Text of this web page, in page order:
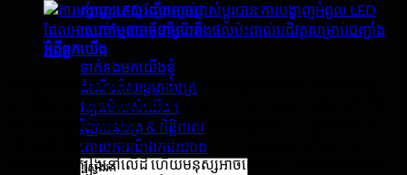
សំណួរគេសួរញឹកញាប់
សេវាកម្មតាមអ៊ីនធឺណិត
អំពី​ពួក​យើង
ទាក់ទងមកយើងខ្ញុំ
ដំណើរកំសាន្តរោងចក្រ
វប្បធម៌របស់យើង។
វិញ្ញាបនបត្រ & កិត្តិយស
គោលការណ៍ឯកជនភាព
ស្វែងរក:
ការបង្ហាញអំពូល LED
ដែលអាចបត់បែនបានជាមួយនឹងផលប៉ះពាល់បដិវត្តសម្រាប់ជញ្ជាំង
វីដេអូ
ការបង្ហាញជាន់រាំអន្តរកម្ម LED ត្រូវបានដាក់ក្បឿងនៅលើដី ហើយមនុស្ស
អាចដើរបាន។, ការបង្ហាញជាន់រាំអន្តរកម្ម LED ត្រូវបានដាក់ក្បឿងនៅលើដី
ហើយមនុស្សអាចដើរបាន។, ការបង្ហាញជាន់រាំអន្តរកម្ម LED ត្រូវបានដាក់
ក្បឿងនៅលើដី ហើយមនុស្សអាចដើរបាន។, ការបង្ហាញជាន់រាំអន្តរកម្ម LED
ត្រូវបានដាក់ក្បឿងនៅលើដី ហើយមនុស្សអាចដើរបាន។, ការបង្ហាញជាន់រាំ